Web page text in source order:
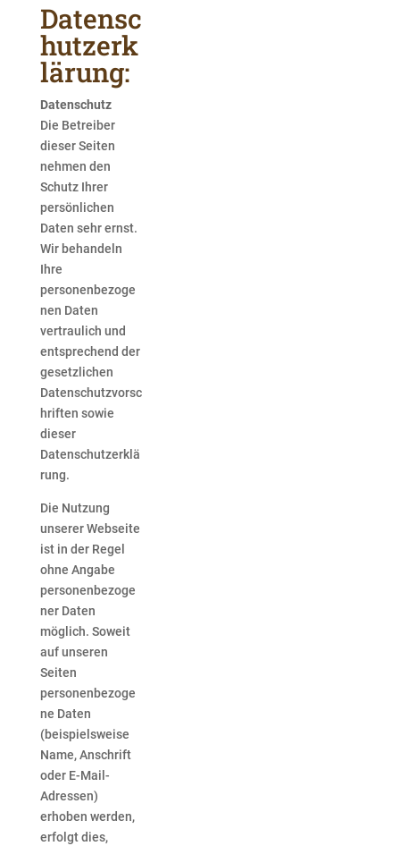
Datensc
hutzerk
lärung:
Datenschutz
Die Betreiber
dieser Seiten
nehmen den
Schutz Ihrer
persönlichen
Daten sehr ernst.
Wir behandeln
Ihre
personenbezoge
nen Daten
vertraulich und
entsprechend der
gesetzlichen
Datenschutzvorsc
hriften sowie
dieser
Datenschutzerklä
rung.
Die Nutzung
unserer Webseite
ist in der Regel
ohne Angabe
personenbezoge
ner Daten
möglich. Soweit
auf unseren
Seiten
personenbezoge
ne Daten
(beispielsweise
Name, Anschrift
oder E-Mail-
Adressen)
erhoben werden,
erfolgt dies,